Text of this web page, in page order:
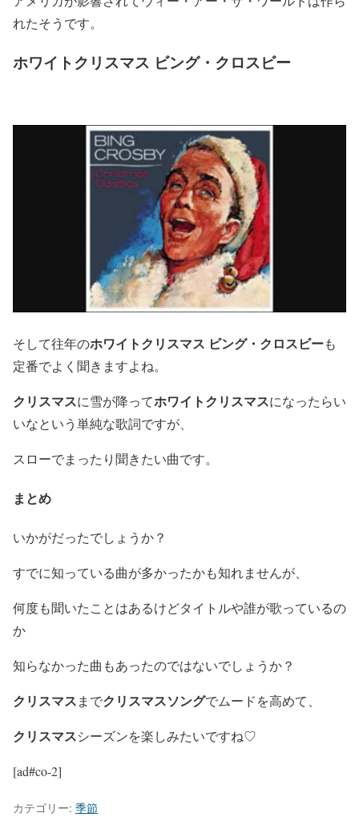
れたそうです。
ホワイトクリスマス ビング・クロスビー
そして往年のホワイトクリスマス ビング・クロスビーも
定番でよく聞きますよね。
クリスマスに雪が降ってホワイトクリスマスになったらい
いなという単純な歌詞ですが、
スローでまったり聞きたい曲です。
まとめ
いかがだったでしょうか？
すでに知っている曲が多かったかも知れませんが、
何度も聞いたことはあるけどタイトルや誰が歌っているの
か
知らなかった曲もあったのではないでしょうか？
クリスマスまでクリスマスソングでムードを高めて、
クリスマスシーズンを楽しみたいですね♡
[ad#co-2]
カテゴリー: 季節